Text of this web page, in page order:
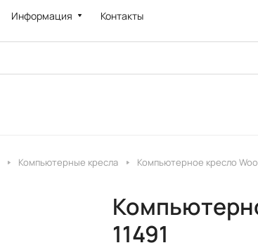
Информация Контакты
Компьютерные кресла Компьютерное кресло
11491